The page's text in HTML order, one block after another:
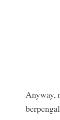
Anyway,